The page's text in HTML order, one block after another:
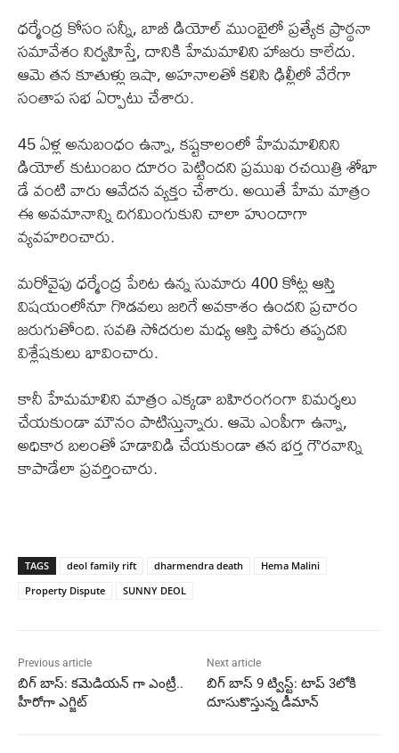
ధర్మేంద్ర కోసం సన్నీ, బాబీ డియోల్ ముంబైలో ప్రత్యేక ప్రార్థనా
సమావేశం నిర్వహిస్తే, దానికి హేమమాలిని హాజరు కాలేదు.
ఆమె తన కూతుళ్లు ఇషా, అహనాలతో కలిసి ఢిల్లీలో వేరేగా
సంతాప సభ ఏర్పాటు చేశారు.
45 ఏళ్ల అనుబంధం ఉన్నా, కష్టకాలంలో హేమమాలినిని
డియోల్ కుటుంబం దూరం పెట్టిందని ప్రముఖ రచయిత్రి శోభా
డే వంటి వారు ఆవేదన వ్యక్తం చేశారు. అయితే హేమ మాత్రం
ఈ అవమానాన్ని దిగమింగుకుని చాలా హుందాగా
వ్యవహరించారు.
మరోవైపు ధర్మేంద్ర పేరిట ఉన్న సుమారు 400 కోట్ల ఆస్తి
విషయంలోనూ గొడవలు జరిగే అవకాశం ఉందని ప్రచారం
జరుగుతోంది. సవతి సోదరుల మధ్య ఆస్తి పోరు తప్పదని
విశ్లేషకులు భావించారు.
కానీ హేమమాలిని మాత్రం ఎక్కడా బహిరంగంగా విమర్శలు
చేయకుండా మౌనం పాటిస్తున్నారు. ఆమె ఎంపీగా ఉన్నా,
అధికార బలంతో హడావిడి చేయకుండా తన భర్త గౌరవాన్ని
కాపాడేలా ప్రవర్తించారు.
TAGS deol family rift dharmendra death
Hema Malini
Property Dispute
SUNNY DEOL
Previous article
బిగ్ బాస్: కమెడియన్ గా ఎంట్రీ..
హీరోగా ఎగ్జిట్
Next article
బిగ్ బాస్ 9 ట్విస్ట్: టాప్ 3లోకి
దూసుకొస్తున్న డీమాన్